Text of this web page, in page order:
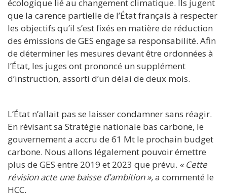
écologique lié au changement climatique. Ils jugent
que la carence partielle de l’État français à respecter
les objectifs qu’il s’est fixés en matière de réduction
des émissions de GES engage sa responsabilité. Afin
de déterminer les mesures devant être ordonnées à
l’État, les juges ont prononcé un supplément
d’instruction, assorti d’un délai de deux mois.
L’État n’allait pas se laisser condamner sans réagir.
En révisant sa Stratégie nationale bas carbone, le
gouvernement a accru de 61 Mt le prochain budget
carbone. Nous allons légalement pouvoir émettre
plus de GES entre 2019 et 2023 que prévu. « Cette
révision acte une baisse d’ambition »,a commenté le
HCC.